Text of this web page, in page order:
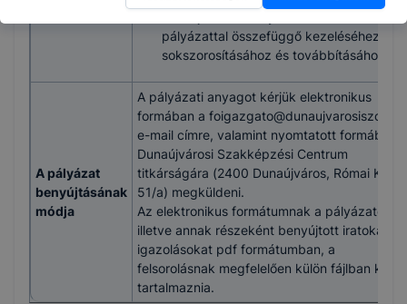
pályázattal összefüggő kezeléséhez,
sokszorosításához és továbbításához.
A pályázat
benyújtásának
módja
A pályázati anyagot kérjük elektronikus
formában a foigazgato@dunaujvarosiszc.hu
e-mail címre, valamint nyomtatott formában a
Dunaújvárosi Szakképzési Centrum
titkárságára (2400 Dunaújváros, Római Krt.
51/a) megküldeni.
Az elektronikus formátumnak a pályázatot,
illetve annak részeként benyújtott iratokat,
igazolásokat pdf formátumban, a
felsorolásnak megfelelően külön fájlban kell
tartalmaznia.